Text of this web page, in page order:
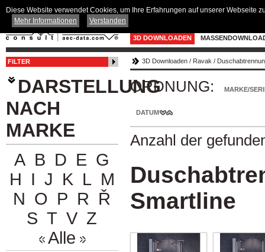
3D DOWNLOADEN
FILTER
DARSTELLUNG
NACH
MARKE
A B D E G
H I J K L M
N O P R Ř
S T V Z
Alle
3D Downloaden / Ravak /
ORDNUNG: MARKE/
DATUM
Anzahl der
Smartline
Diese Website verwendet Cookies, um Ihre Erfahrungen auf unserer Webseite
Mehr Informationen
Verstanden